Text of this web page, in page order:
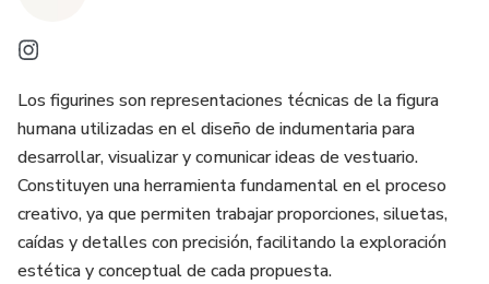
Los figurines son representaciones técnicas de la figura
humana utilizadas en el diseño de indumentaria para
desarrollar, visualizar y comunicar ideas de vestuario.
Constituyen una herramienta fundamental en el proceso
creativo, ya que permiten trabajar proporciones, siluetas,
caídas y detalles con precisión, facilitando la exploración
estética y conceptual de cada propuesta.